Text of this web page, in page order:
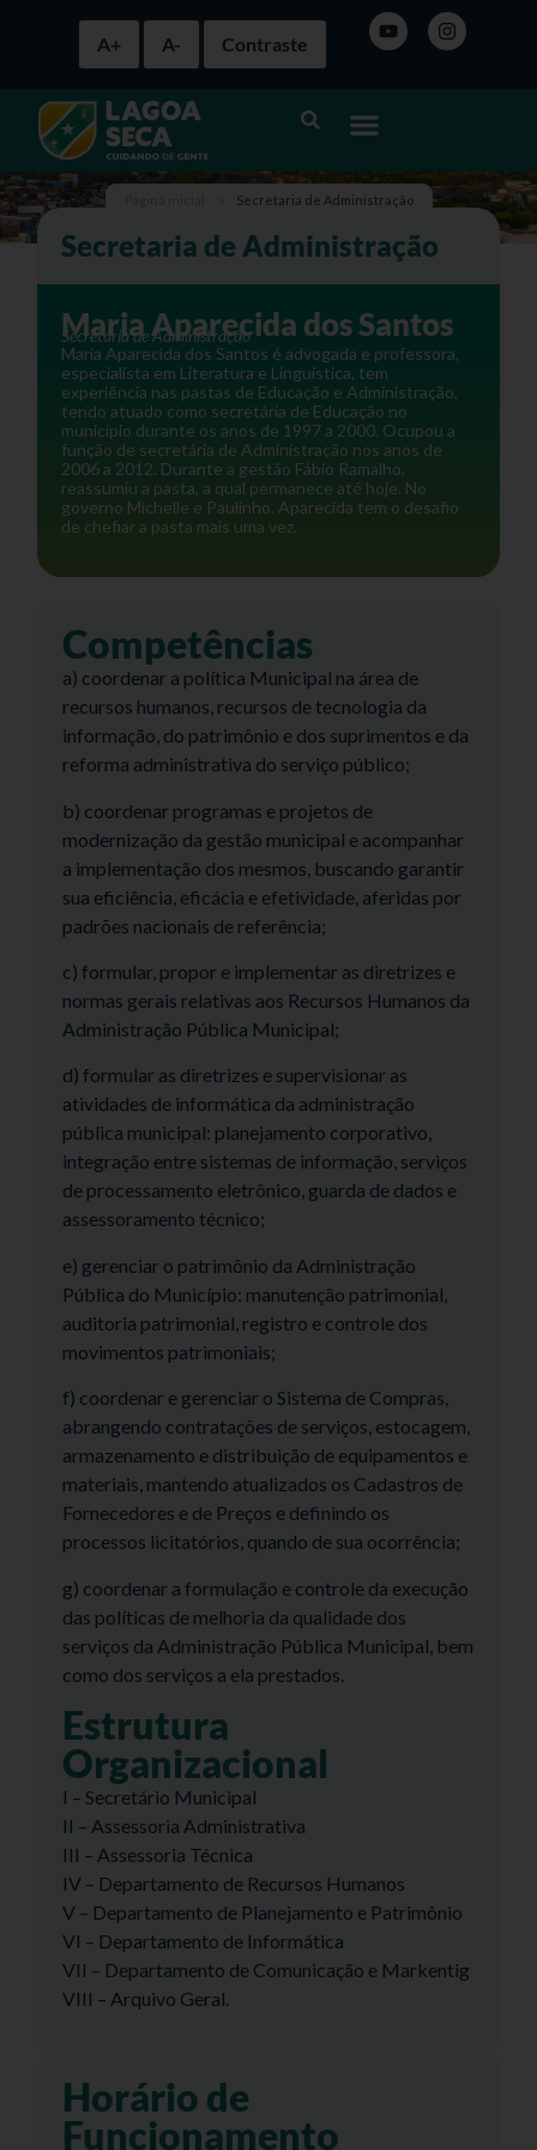
A+ A- Contraste
Secretaria de Administração
Secretaria de Administração
Maria Aparecida dos Santos
Secretária de Administração
Maria Aparecida dos Santos é advogada e professora,
especialista em Literatura e Linguística, tem
experiência nas pastas de Educação e Administração,
tendo atuado como secretária de Educação no
município durante os anos de 1997 a 2000. Ocupou a
função de secretária de Administração nos anos de
2006 a 2012. Durante a gestão Fábio Ramalho,
reassumiu a pasta, a qual permanece até hoje. No
governo Michelle e Paulinho, Aparecida tem o desafio
de chefiar a pasta mais uma vez.
Competências
a) coordenar a política Municipal na área de
recursos humanos, recursos de tecnologia da
informação, do patrimônio e dos suprimentos e da
reforma administrativa do serviço público;
b) coordenar programas e projetos de
modernização da gestão municipal e acompanhar
a implementação dos mesmos, buscando garantir
sua eficiência, eficácia e efetividade, aferidas por
padrões nacionais de referência;
c) formular, propor e implementar as diretrizes e
normas gerais relativas aos Recursos Humanos da
Administração Pública Municipal;
d) formular as diretrizes e supervisionar as
atividades de informática da administração
pública municipal: planejamento corporativo,
integração entre sistemas de informação, serviços
de processamento eletrônico, guarda de dados e
assessoramento técnico;
e) gerenciar o patrimônio da Administração
Pública do Município: manutenção patrimonial,
auditoria patrimonial, registro e controle dos
movimentos patrimoniais;
f) coordenar e gerenciar o Sistema de Compras,
abrangendo contratações de serviços, estocagem,
armazenamento e distribuição de equipamentos e
materiais, mantendo atualizados os Cadastros de
Fornecedores e de Preços e definindo os
processos licitatórios, quando de sua ocorrência;
g) coordenar a formulação e controle da execução
das políticas de melhoria da qualidade dos
serviços da Administração Pública Municipal, bem
como dos serviços a ela prestados.
Estrutura
Organizacional
I – Secretário Municipal
II – Assessoria Administrativa
III – Assessoria Técnica
IV – Departamento de Recursos Humanos
V – Departamento de Planejamento e Patrimônio
VI – Departamento de Informática
VII – Departamento de Comunicação e Markentig
VIII – Arquivo Geral.
Horário de
Funcionamento